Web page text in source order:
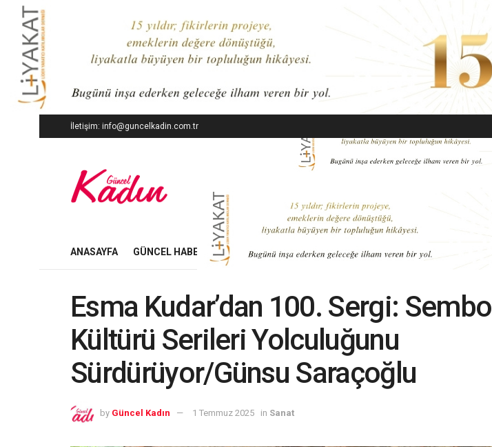
İletişim: info@guncelkadin.com.tr
ANASAYFA GÜNCEL HABERLER İŞ DÜNYASI EKONOMI MODA GÜZELLIK
Esma Kudar’dan 100. Sergi: Sembol
Kültürü Serileri Yolculuğunu
Sürdürüyor/Günsu Saraçoğlu
by Güncel Kadın 1 Temmuz 2025 in Sanat